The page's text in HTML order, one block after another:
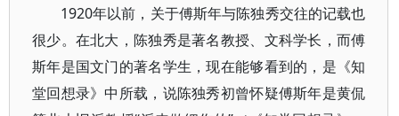
1920年以前，关于傅斯年与陈独秀交往的记载也
很少。在北大，陈独秀是著名教授、文科学长，而傅
斯年是国文门的著名学生，现在能够看到的，是《知
堂回想录》中所载，说陈独秀初曾怀疑傅斯年是黄侃